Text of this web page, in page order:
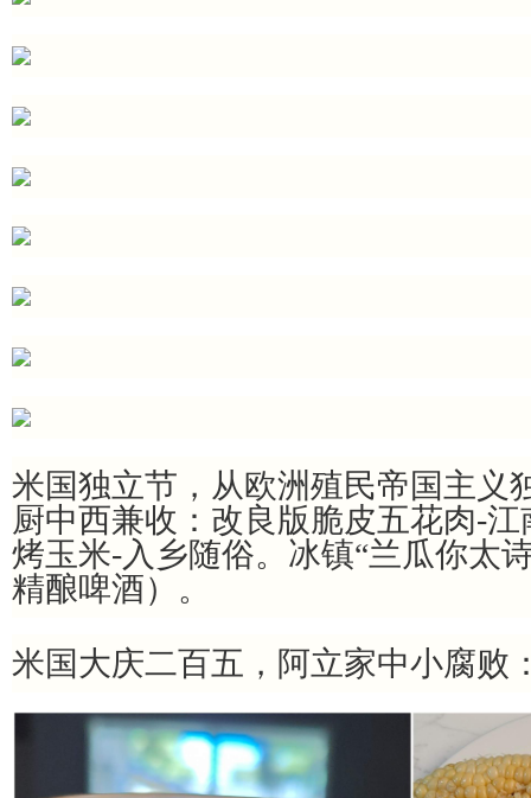
米国独立节，从欧洲殖民帝国主义
厨中西兼收：改良版脆皮五花肉-
烤玉米-入乡随俗。冰镇“兰瓜你太
精酿啤酒）。
米国大庆二百五，阿立家中小腐败